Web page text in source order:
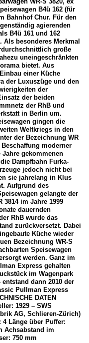
B4ü 162 (für
Bahnhof Chur. Für den
agierenden
B4ü 161 und 162
Als besonderes Merkmal
große
uneingeschränkten
bietet. Aus
einer Küche
der Luxuszüge und den
der
der beiden
der RhB und
in Berlin um.
gingen die
Weltkriegs in den
der Bezeichnung WR
moderner
gekommenen
Dampfbahn Furka-
jedoch nicht bei
sie jahrelang in Klus
Aufgrund des
gelangte der
3814 im Jahre 1999
dauernden
RhB wurde das
zurückversetzt. Dabei
Küche wieder
Bezeichnung WR-S
Speisewagen
werden. Ganz im
Express gehalten
im Wagenpark
entstand dann 2010 der
Pullman Express
DATEN
1929 – SWS
AG, Schlieren-Zürich)
Länge über Puffer:
Achsabstand im
750 mm